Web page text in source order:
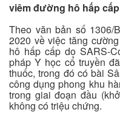
viêm đường hô hấp
Theo văn bản số 1306/
2020 về việc tăng
hô hấp cấp do SARS-
pháp Y học cổ truyền
thuốc, trong đó có bài
công dụng phong khu
trong giai đoạn đầu
không có triệu chứng.